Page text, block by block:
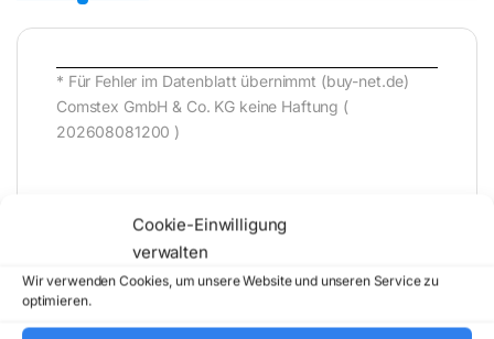
Cookie-Einwilligung
verwalten
Wir verwenden Cookies, um unsere Website und unseren Service zu
optimieren.
* Für Fehler im Datenblatt übernimmt (buy-net.de)
Comstex GmbH & Co. KG keine Haftung (
202608081200 )
Artikelnummer: 40748
Kategorie: